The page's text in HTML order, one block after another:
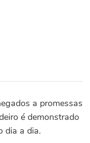
a promessas
é demonstrado
dia a dia.